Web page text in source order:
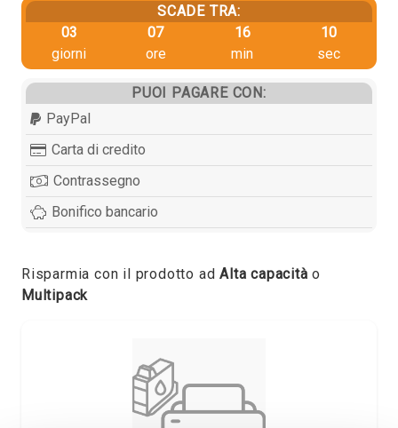
SCADE TRA:
03
giorni
07
ore
16
min
09
sec
PUOI PAGARE CON:
PayPal
Carta di credito
Contrassegno
Bonifico bancario
Risparmia con il prodotto adAlta capacità o
Multipack